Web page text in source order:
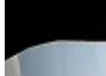
Avokadolu yumurta tostu,
kolay hazırlanabilen hafif
Malzeme ve pişirme